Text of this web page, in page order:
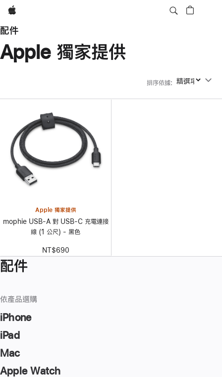
Apple
配件
Apple 獨家提供
排序依據: 排序依據
Apple 獨家提供
mophie USB-A 對 USB-C 充電連接
線 (1 公尺) - 黑色
NT$690
配件
依產品選購
iPhone
iPad
Mac
Apple Watch